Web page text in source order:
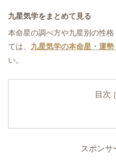
九星気学をまとめて見る
本命星の調べ方や九星別の性
ては、 九星気学の本命星・運
い。
目次
スポンサ